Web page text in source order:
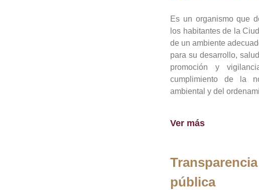
Es un organismo que
los habitantes de la
de un ambiente
para su desarrollo,
promoción y
cumplimiento de la
ambiental y del
Ver más
pública